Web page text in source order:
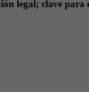
legal; clave